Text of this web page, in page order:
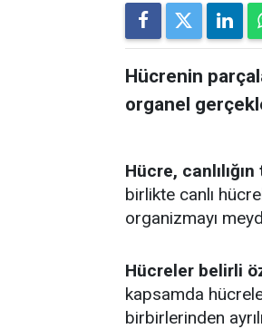
Hücrenin
organel
Hücre,
birlikte canlı
organizmayı
Hücreler belirli
kapsamda
birbirlerinden